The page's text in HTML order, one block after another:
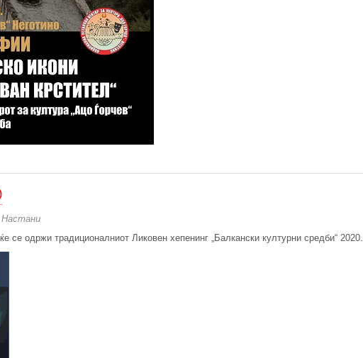
Настани
се одржи традиционалниот Ликовен хепенинг „Балкански културни средби“ 2020.